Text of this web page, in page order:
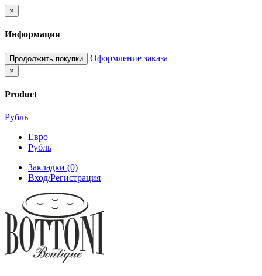
×
Информация
Продолжить покупки Оформление заказа
×
Product
Рубль
Евро
Рубль
Закладки (0)
Вход/Регистрация